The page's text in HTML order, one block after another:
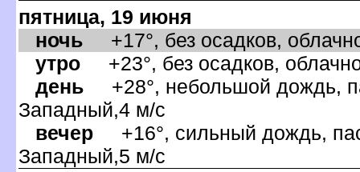
пятница, 19 июня
ночь +17°, без осадков,
утро +23°, без осадков,
день +28°, небольшой дождь,
Западный,4 м/с
ечер +16°, сильный дождь,
Западный,5 м/с